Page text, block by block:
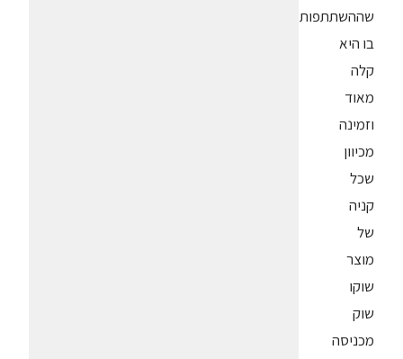
שההשתתפות
בו היא
קלה
מאוד
וזמינה
מכיוון
שכל
קניה
של
מוצר
שוקו
שוק
מכניסה